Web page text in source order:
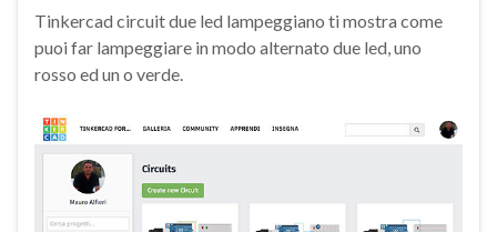
Tinkercad circuit due led lampeggiano ti mostra come
puoi far lampeggiare in modo alternato due led, uno
rosso ed un o verde.